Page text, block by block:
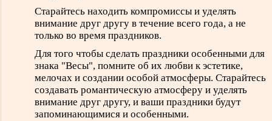
Старайтесь находить компромиссы и уделять
внимание друг другу в течение всего года, а не
только во время праздников.
Для того чтобы сделать праздники особенными для
знака "Весы", помните об их любви к эстетике,
мелочах и создании особой атмосферы. Старайтесь
создавать романтическую атмосферу и уделять
внимание друг другу, и ваши праздники будут
запоминающимися и особенными.